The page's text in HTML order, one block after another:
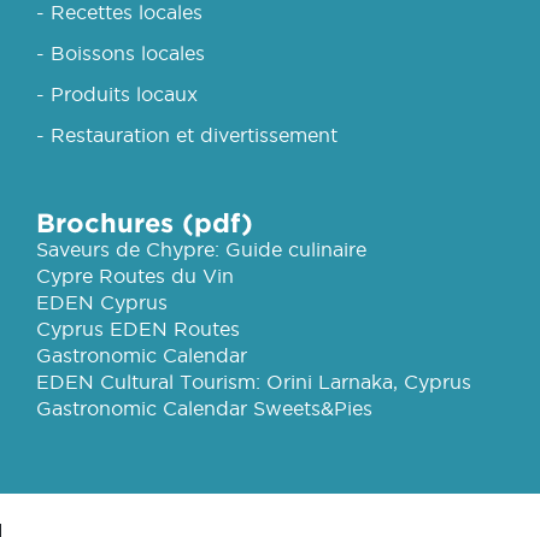
- Recettes locales
- Boissons locales
- Produits locaux
- Restauration et divertissement
Brochures (pdf)
Saveurs de Chypre: Guide culinaire
Cypre Routes du Vin
EDEN Cyprus
Cyprus EDEN Routes
Gastronomic Calendar
EDEN Cultural Tourism: Orini Larnaka, Cyprus
Gastronomic Calendar Sweets&Pies